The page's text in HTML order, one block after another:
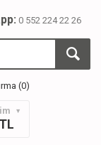
0 552 224 22 26
(0)